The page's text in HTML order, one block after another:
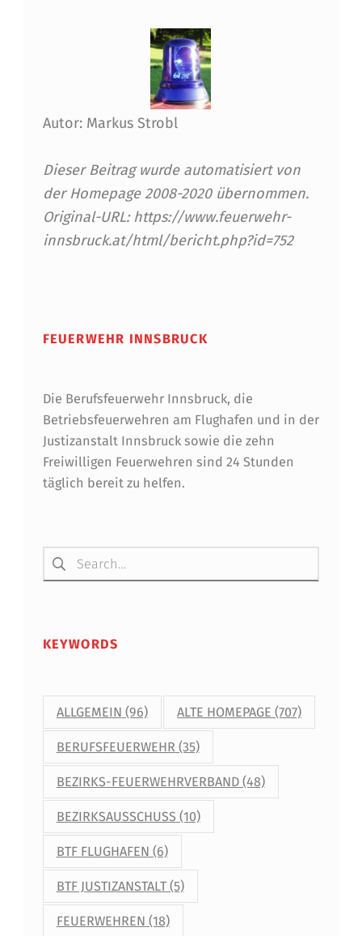
U
S
P
L
Z
N
O
C
H
R
F
G
A
R
Autor: Markus Strobl
Dieser Beitrag wurde automatisiert von
der Homepage 2008-2020 übernommen.
Original-URL: https://www.feuerwehr-
innsbruck.at/html/bericht.php?id=752
FEUERWEHR INNSBRUCK
Die Berufsfeuerwehr Innsbruck, die
Betriebsfeuerwehren am Flughafen und in der
Justizanstalt Innsbruck sowie die zehn
Freiwilligen Feuerwehren sind 24 Stunden
täglich bereit zu helfen.
Suchen nach:
KEYWORDS
ALLGEMEIN (96) ALTE HOMEPAGE (707)
BERUFSFEUERWEHR (35)
BEZIRKS-FEUERWEHRVERBAND(48)
BEZIRKSAUSSCHUSS (10)
BTF FLUGHAFEN (6)
BTF JUSTIZANSTALT(5)
FEUERWEHREN (18)